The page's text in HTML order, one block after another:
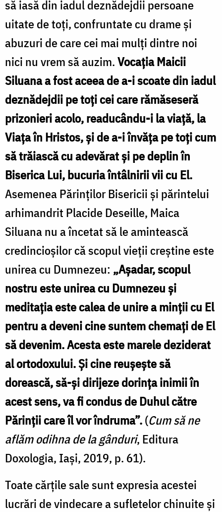
să iasă din iadul deznădejdii persoane
uitate de toți, confruntate cu drame și
abuzuri de care cei mai mulți dintre noi
nici nu vrem să auzim.Vocația Maicii
Siluana a fost aceea de a-i scoate din iadul
deznădejdii pe toți cei care rămăseseră
prizonieri acolo, readucându-i la viață, la
Viața în Hristos, și de a-i învăța pe toți cum
să trăiască cu adevărat și pe deplin în
Biserica Lui, bucuria întâlnirii vii cu El.
Asemenea Părinților Bisericii și părintelui
arhimandrit Placide Deseille, Maica
Siluana nu a încetat să le amintească
credincioșilor că scopul vieții creștine este
unirea cu Dumnezeu: „Așadar, scopul
nostru este unirea cu Dumnezeu și
meditația este calea de unire a minții cu El
pentru a deveni cine suntem chemați de El
să devenim. Acesta este marele deziderat
al ortodoxului. Și cine reușește să
dorească, să-și dirijeze dorința inimii în
acest sens, va fi condus de Duhul către
Părinții care îl vor îndruma”.(Cum să ne
aflăm odihna de la gânduri, Editura
Doxologia, Iași, 2019, p. 61).
Toate cărțile sale sunt expresia acestei
lucrări de vindecare a sufletelor chinuite și